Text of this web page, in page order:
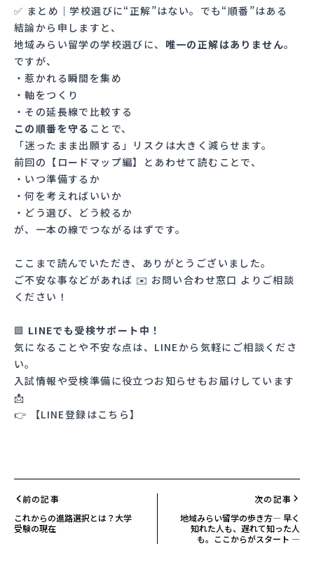
✅ まとめ｜学校選びに“正解”はない。でも“順番”はある
結論から申しますと、
地域みらい留学の学校選びに、 唯一の正解はありません。
ですが、
・惹かれる瞬間を集め
・軸をつくり
・その延長線で比較する
この順番を守る ことで、
「迷ったまま出願する」リスクは大きく減らせます。
前回の【 ロードマップ編】とあわせて読むことで、
・いつ準備するか
・何を考えればいいか
・どう選び、どう絞るか
が、一本の線でつながるはずです。
ここまで読んでいただき、ありがとうございました。
ご不安な事などがあれば ✉️ お問い合わせ窓口 よりご相談
ください！
🟩 LINEでも受検サポート中！
気になることや不安な点は、LINEから気軽にご相談くださ
い。
入試情報や受検準備に役立つお知らせもお届けしています
📩
👉
【LINE登録はこちら】
前の記事
これからの進路選択とは？大学
受験の現在
次の記事
地域みらい留学の歩き方― 早く
知れた人も、遅れて知った人
も。ここからがスタート ―